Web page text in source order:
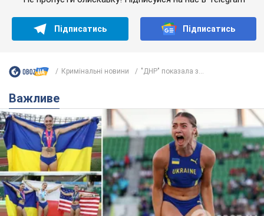
Підписатись Підписатись
Кримінальні новини "ДНР" показала з...
Важливе